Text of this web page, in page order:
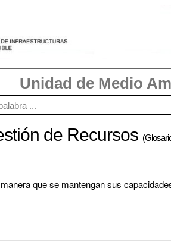
Unidad de Medio
de Recursos
que se mantengan sus